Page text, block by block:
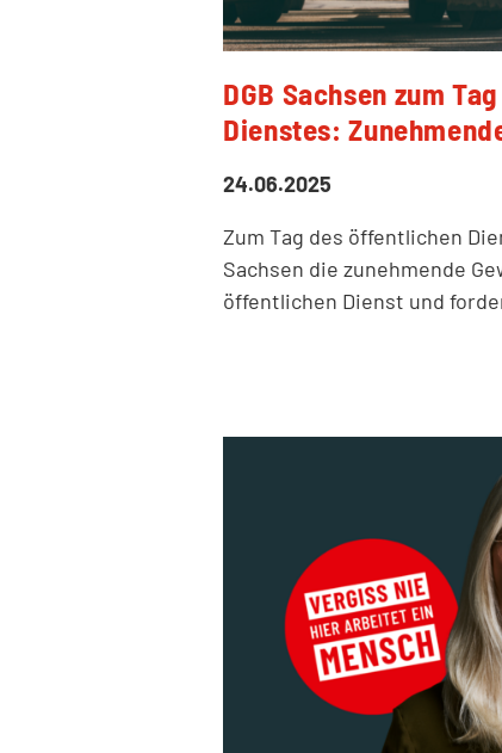
DGB Sachsen zum
Dienstes:
24.06.2025
Zum Tag des öffentlichen
Sachsen die zunehmende
öffentlichen Dienst und